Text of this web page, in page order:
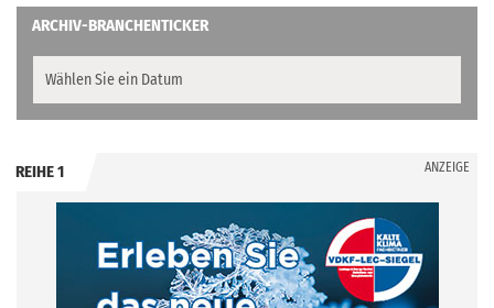
ARCHIV-BRANCHENTICKER
REIHE 1 ANZEIGE